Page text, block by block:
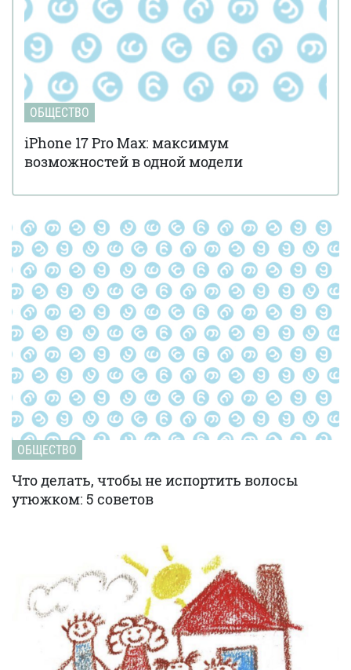
ОБЩЕСТВО
iPhone 17 Pro Max: максимум
возможностей в одной модели
ОБЩЕСТВО
Что делать, чтобы не испортить волосы
утюжком: 5 советов